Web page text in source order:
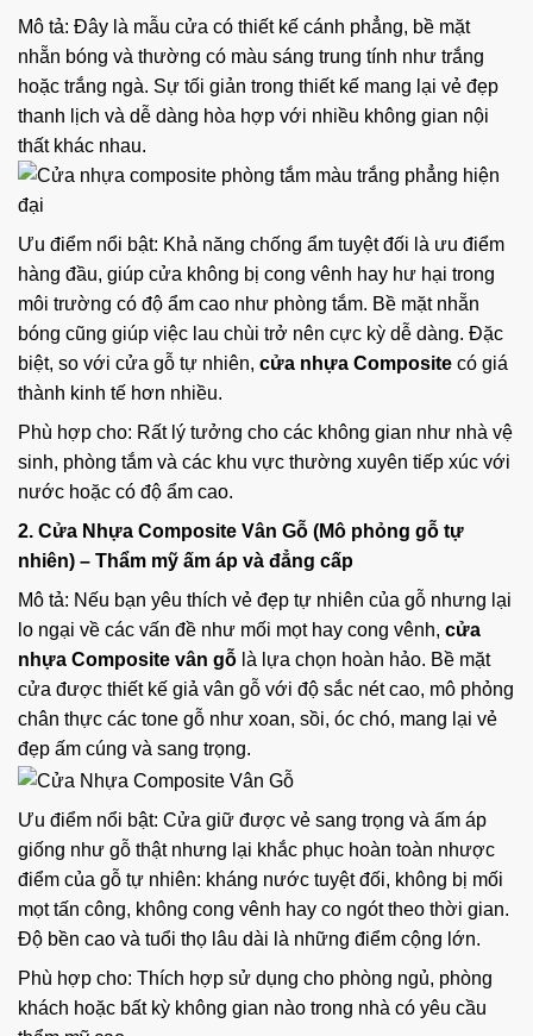
Mô tả: Đây là mẫu cửa có thiết kế cánh phẳng, bề mặt
nhẵn bóng và thường có màu sáng trung tính như trắng
hoặc trắng ngà. Sự tối giản trong thiết kế mang lại vẻ đẹp
thanh lịch và dễ dàng hòa hợp với nhiều không gian nội
thất khác nhau.
Ưu điểm nổi bật: Khả năng chống ẩm tuyệt đối là ưu điểm
hàng đầu, giúp cửa không bị cong vênh hay hư hại trong
môi trường có độ ẩm cao như phòng tắm. Bề mặt nhẵn
bóng cũng giúp việc lau chùi trở nên cực kỳ dễ dàng. Đặc
biệt, so với cửa gỗ tự nhiên, cửa nhựa Composite có giá
thành kinh tế hơn nhiều.
Phù hợp cho: Rất lý tưởng cho các không gian như nhà vệ
sinh, phòng tắm và các khu vực thường xuyên tiếp xúc với
nước hoặc có độ ẩm cao.
2. Cửa Nhựa Composite Vân Gỗ (Mô phỏng gỗ tự
nhiên) – Thẩm mỹ ấm áp và đẳng cấp
Mô tả: Nếu bạn yêu thích vẻ đẹp tự nhiên của gỗ nhưng lại
lo ngại về các vấn đề như mối mọt hay cong vênh, cửa
nhựa Composite vân gỗ là lựa chọn hoàn hảo. Bề mặt
cửa được thiết kế giả vân gỗ với độ sắc nét cao, mô phỏng
chân thực các tone gỗ như xoan, sồi, óc chó, mang lại vẻ
đẹp ấm cúng và sang trọng.
Ưu điểm nổi bật: Cửa giữ được vẻ sang trọng và ấm áp
giống như gỗ thật nhưng lại khắc phục hoàn toàn nhược
điểm của gỗ tự nhiên: kháng nước tuyệt đối, không bị mối
mọt tấn công, không cong vênh hay co ngót theo thời gian.
Độ bền cao và tuổi thọ lâu dài là những điểm cộng lớn.
Phù hợp cho: Thích hợp sử dụng cho phòng ngủ, phòng
khách hoặc bất kỳ không gian nào trong nhà có yêu cầu